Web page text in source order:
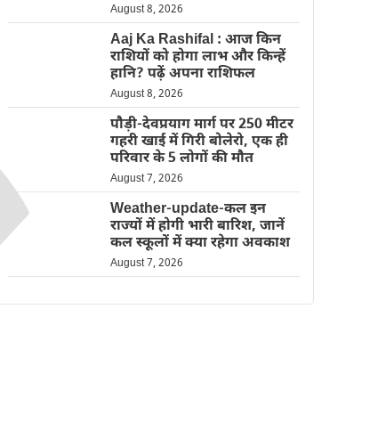
August 8, 2026
Aaj Ka Rashifal : आज किन
राशियों को होगा लाभ और किन्हें
हानि? पढ़ें अपना राशिफल
August 8, 2026
पौड़ी-देवप्रयाग मार्ग पर 250 मीटर
गहरी खाई में गिरी बोलेरो, एक ही
परिवार के 5 लोगों की मौत
August 7, 2026
Weather-update-कल इन
राज्यों में होगी भारी बारिश, जानें
कल स्कूलों में क्या रहेगा अवकाश
August 7, 2026